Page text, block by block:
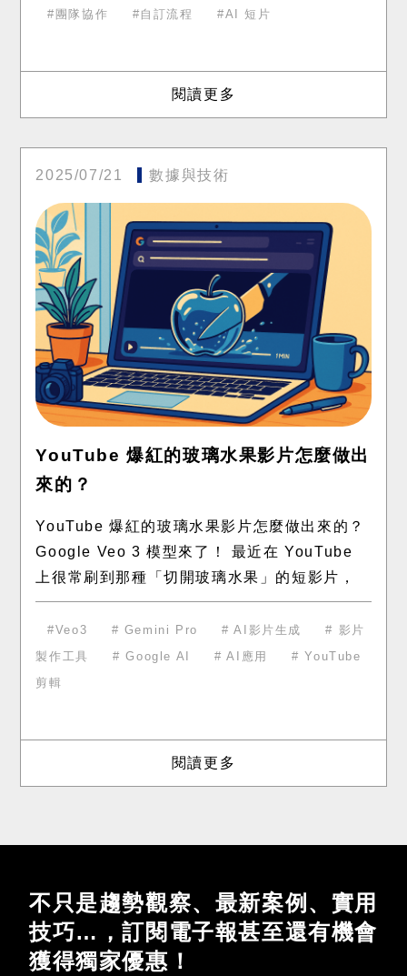
團隊協作
自訂流程 AI 短片
閱讀更多
2025/07/21 數據與技術
YouTube 爆紅的玻璃水果影片怎麼做出
來的？
YouTube 爆紅的玻璃水果影片怎麼做出來的？
Google Veo 3 模型來了！ 最近在 YouTube
上很常刷到那種「切開玻璃水果」的短影片，
畫面逼真又療癒，很多人以為是動畫團隊製作
的 Veo3 Gemini Pro AI影片生成
影片
製作工具
Google AI AI應用
YouTube
剪輯
閱讀更多
不只是趨勢觀察、最新案例、實用
技巧…，訂閱電子報甚至還有機會
獲得獨家優惠！